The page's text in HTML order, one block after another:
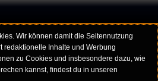
Wir können damit die Seitennutzung
redaktionelle Inhalte und Werbung
zu Cookies und insbesondere dazu, wie
kannst, findest du in unseren